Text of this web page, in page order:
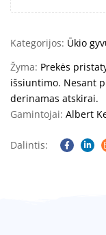
Kategorijos: Ūkio
Žyma: Prekės
išsiuntimo. Nesant
derinamas atskirai.
Gamintojai: Albert
Dalintis: